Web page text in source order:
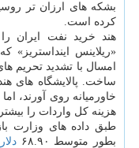
بشکه های ارزان تر
کرده است.
«ریلاینس
امسال با تشدید تحریم
ساخت. پالایشگاه های
خاورمیانه روی آورند،
هزینه کل واردات را
طبق داده های وزارت
بطور متوسط ۶۸.۹۰
دلار